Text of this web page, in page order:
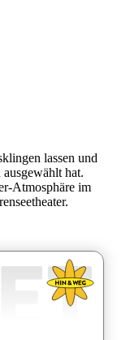
lassen und
hat.
Atmosphäre im